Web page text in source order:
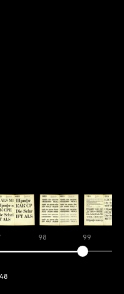
98 99